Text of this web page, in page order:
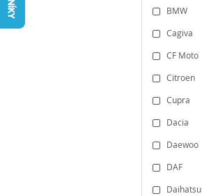
BMW
Cagiva
CF Moto
Citroen
Cupra
Dacia
Daewoo
DAF
Daihatsu